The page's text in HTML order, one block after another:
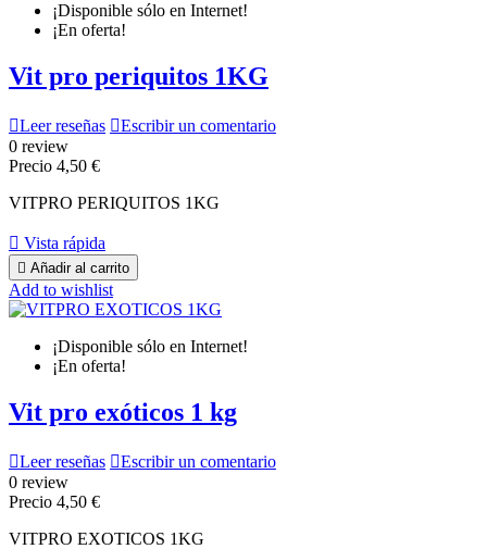
¡Disponible sólo en Internet!
¡En oferta!
Vit pro periquitos 1KG
Leer reseñas Escribir un comentario
0 review
Precio 4,50 €
VITPRO PERIQUITOS 1KG
 Vista rápida
 Añadir al carrito
Add to wishlist
¡Disponible sólo en Internet!
¡En oferta!
Vit pro exóticos 1 kg
Leer reseñas Escribir un comentario
0 review
Precio 4,50 €
VITPRO EXOTICOS 1KG